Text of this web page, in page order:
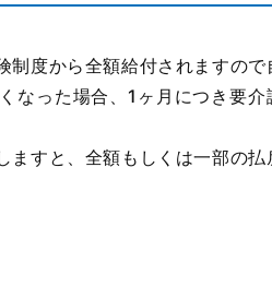
度から全額給付されますので
なった場合、1ヶ月につき要
すと、全額もしくは一部の払